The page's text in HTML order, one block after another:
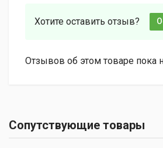
Хотите оставить отзыв?
Отзывов об этом товаре пока
Сопутствующие товары